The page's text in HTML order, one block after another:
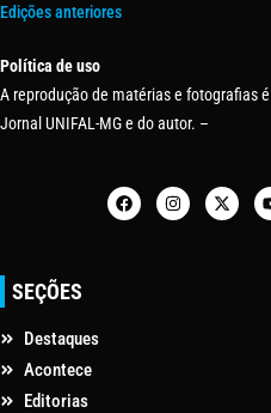
Edições anteriores
Política de uso
A reprodução de matérias e fotografias
Jornal UNIFAL-MG e do autor. –
SEÇÕES
Destaques
Acontece
Editorias